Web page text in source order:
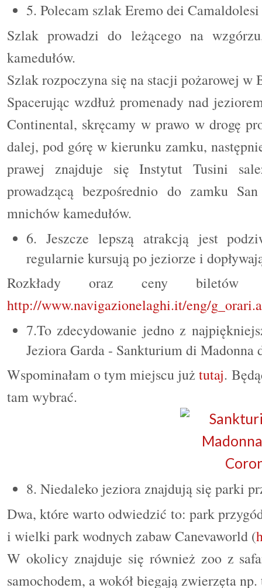
5. Polecam szlak Eremo dei
Szlak prowadzi do leżącego na
kamedułów.
Szlak rozpoczyna się na stacji pożarowej w
Spacerując wzdłuż promenady nad
Continental, skręcamy w prawo w drogę
dalej, pod górę w kierunku zamku,
prawej znajduje się Instytut Tusini
prowadzącą bezpośrednio do zamku
mnichów kamedułów.
6. Jeszcze lepszą atrakcją jest
regularnie kursują po jeziorze i
Rozkłady oraz ceny
http://www.navigazionelaghi.it/eng/
7.To zdecydowanie jedno z
Jeziora Garda - Sankturium di Madonna
Wspominałam o tym miejscu jużtutaj.
tam wybrać.
8. Niedaleko jeziora znajdują się parki
Dwa, które warto odwiedzić to: park
i wielki park wodnych zabaw Canevaworld (
W okolicy znajduje się również zoo z
samochodem, a wokół biegają zwierzęta np.